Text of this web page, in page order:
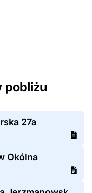
pobliżu
27a
Okólna